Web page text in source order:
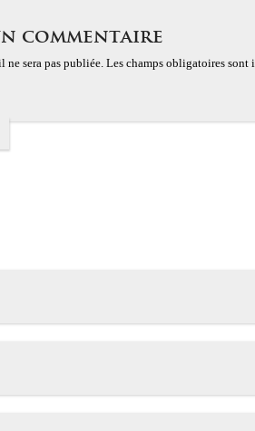
commentaire
ne sera pas publiée. Les champs obligatoires sont